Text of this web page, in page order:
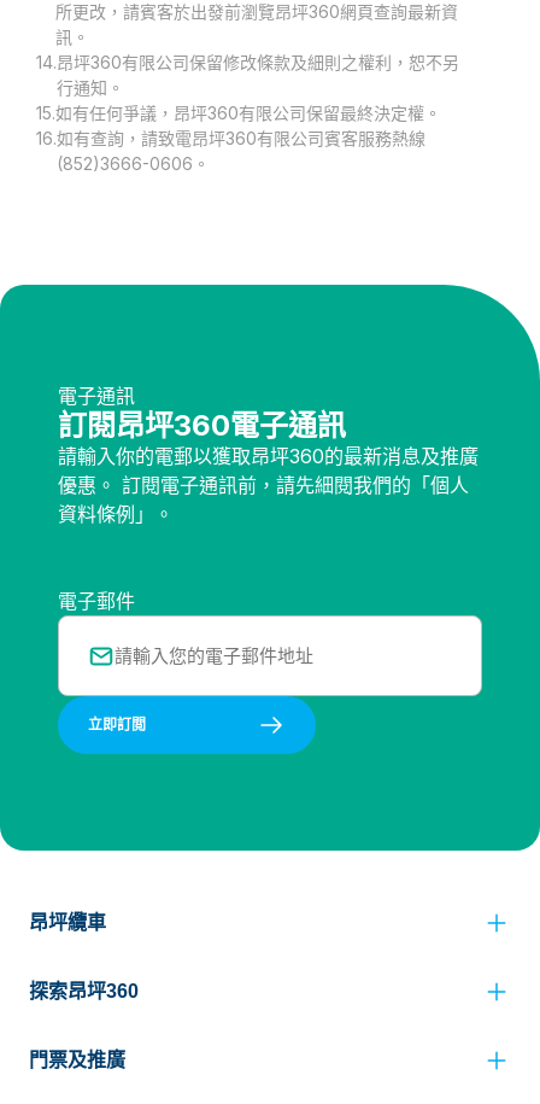
所更改，請賓客於出發前瀏覽昂坪360網頁查詢最新資
訊。
14.昂坪360有限公司保留修改條款及細則之權利，恕不另
行通知。
15.如有任何爭議，昂坪360有限公司保留最終決定權。
16.如有查詢，請致電昂坪360有限公司賓客服務熱線
(852)3666-0606。
電子通訊
訂閱昂坪360電子通訊
請輸入你的電郵以獲取昂坪360的最新消息及推廣
優惠。 訂閱電子通訊前，請先細閱我們的「個人
資料條例」。
電子郵件
立即訂閲
昂坪纜車
探索昂坪360
門票及推廣